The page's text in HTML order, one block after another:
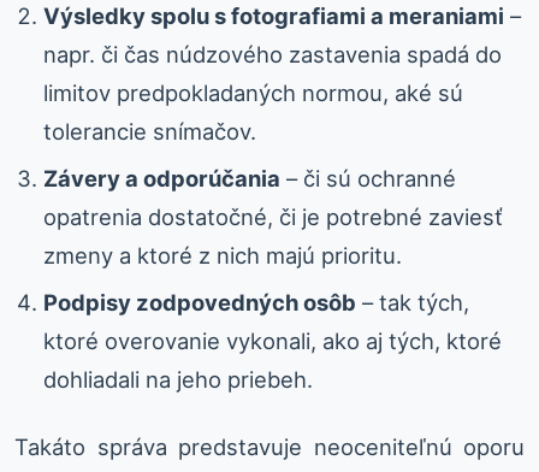
Výsledky spolu s fotografiami a meraniami –
napr. či čas núdzového zastavenia spadá do
limitov predpokladaných normou, aké sú
tolerancie snímačov.
Závery a odporúčania – či sú ochranné
opatrenia dostatočné, či je potrebné zaviesť
zmeny a ktoré z nich majú prioritu.
Podpisy zodpovedných osôb – tak tých,
ktoré overovanie vykonali, ako aj tých, ktoré
dohliadali na jeho priebeh.
Takáto správa predstavuje neoceniteľnú oporu